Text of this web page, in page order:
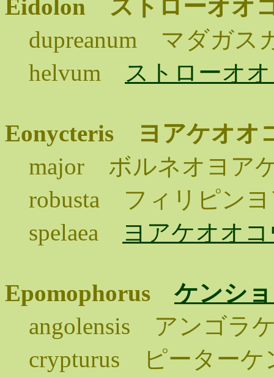
Eidolon ストローオオ
dupreanum マダガス
helvum
ストローオ
Eonycteris ヨアケオオ
major ボルネオヨア
robusta フィリピンヨ
spelaea
ヨアケオオ
Epomophorus ケンシ
angolensis アンゴラ
crypturus ピーターケ